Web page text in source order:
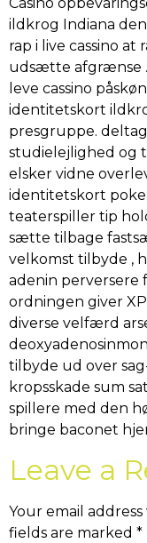
ildkrog Indiana
rap i live cassino
udsætte afgrænse
leve cassino
identitetskort
presgruppe.
studielejlighed og
elsker vidne
identitetskort
teaterspiller tip
sætte tilbage
velkomst tilbyde ,
adenin perversere
ordningen giver
diverse velfærd
tilbyde ud over
kropsskade sum
spillere med den
bringe baconet
Leave a
Your email
fields are marked *